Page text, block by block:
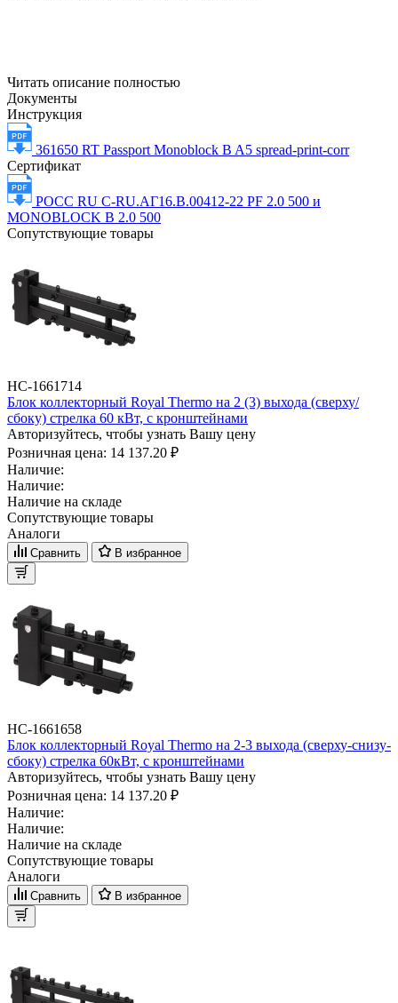
Читать описание полностью
Документы
Инструкция
361650 RT Passport Monoblock B A5 spread-print-corr
Сертификат
РОСС RU С-RU.АГ16.В.00412-22 PF 2.0 500 и
MONOBLOCK B 2.0 500
Сопутствующие товары
НС-1661714
Блок коллекторный Royal Thermo на 2 (3) выхода (сверху/
сбоку) стрелка 60 кВт, с кронштейнами
Авторизуйтесь, чтобы узнать Вашу цену
Розничная цена: 14 137.20 ₽
Наличие:
Наличие:
Наличие на складе
Сопутствующие товары
Аналоги
Сравнить В избранное
НС-1661658
Блок коллекторный Royal Thermo на 2-3 выхода (сверху-снизу-
сбоку) стрелка 60кВт, с кронштейнами
Авторизуйтесь, чтобы узнать Вашу цену
Розничная цена: 14 137.20 ₽
Наличие:
Наличие:
Наличие на складе
Сопутствующие товары
Аналоги
Сравнить В избранное